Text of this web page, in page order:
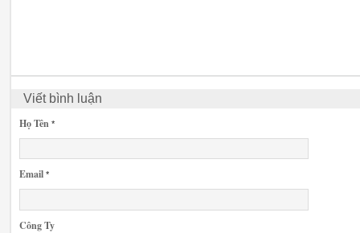
Viết bình luận
Họ Tên *
Email *
Công Ty